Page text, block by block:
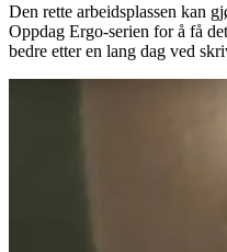
Den rette arbeidsplassen kan
Oppdag Ergo-serien for å få
bedre etter en lang dag ved